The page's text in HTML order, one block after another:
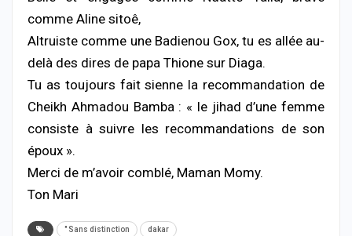
comme Aline sitoê,
Altruiste comme une Badienou Gox, tu es allée au-
delà des dires de papa Thione sur Diaga.
Tu as toujours fait sienne la recommandation de
Cheikh Ahmadou Bamba : « le jihad d’une femme
consiste à suivre les recommandations de son
époux ».
Merci de m’avoir comblé, Maman Momy.
​Ton Mari
" Sans distinction dakar